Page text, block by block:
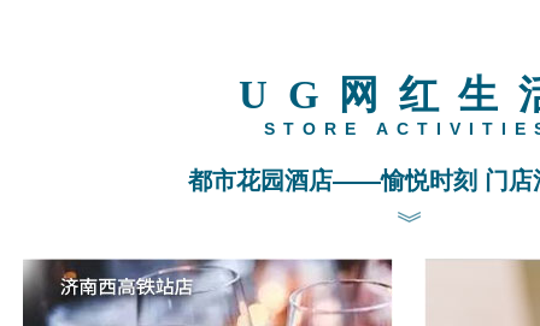
UG网红生
STORE
都市花园酒店——愉悦时刻 门店